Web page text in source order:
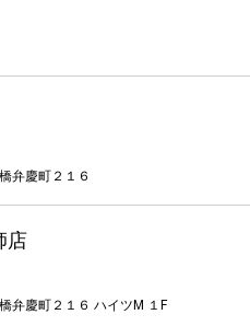
弁慶町２１６
店
弁慶町２１６ ハイツM １F